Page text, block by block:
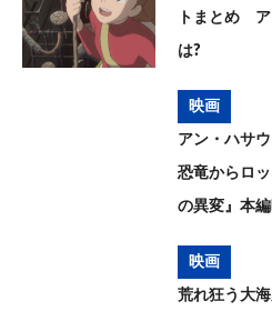
トまとめ ア
は?
映画
アン・ハサ
恐竜からロ
の異変』本
映画
荒れ狂う大